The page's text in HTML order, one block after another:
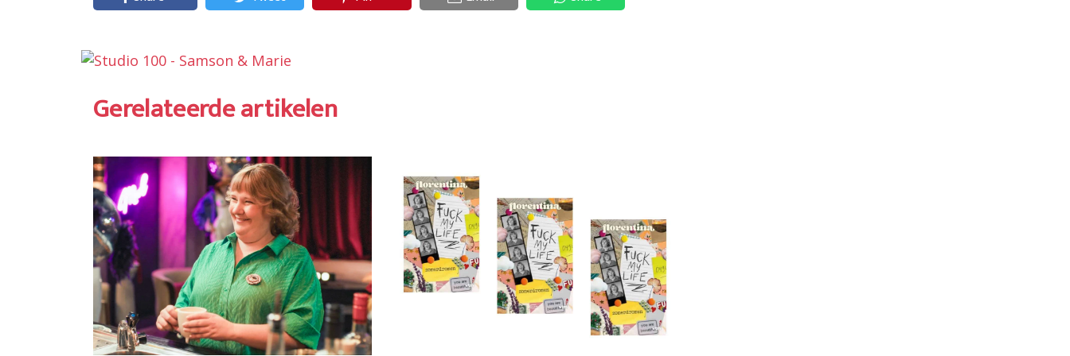
Gerelateerde artikelen